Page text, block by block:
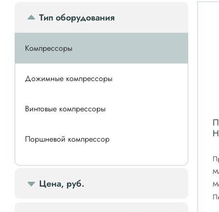
Тип оборудования
Компрессоры
Дожимные компрессоры
Винтовые компрессоры
Поршневой компрессор
Спиральные компрессоры
Цена, руб.